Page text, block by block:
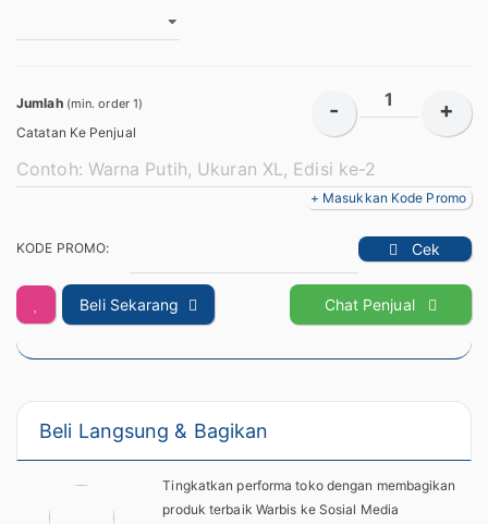
Jumlah (min. order 1) - +
Catatan Ke Penjual
+ Masukkan Kode Promo
KODE PROMO: Cek
Beli Sekarang Chat Penjual
Beli Langsung & Bagikan
Tingkatkan performa toko dengan membagikan
produk terbaik Warbis ke Sosial Media